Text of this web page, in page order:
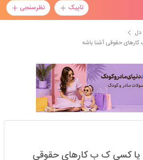
تاپیک نظرسنجی
دل
حقوقی آشنا باشه
یا کسی ک ب کارهای حقوقی